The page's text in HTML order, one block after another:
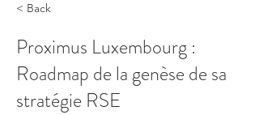
< Back
Proximus Luxembourg :
Roadmap de la genèse de sa
stratégie RSE